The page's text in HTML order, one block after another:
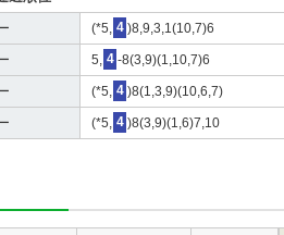
(*5, 4 )8,9,3,1(10,7)6
5, 4 -8(3,9)(1,10,7)6
(*5, 4 )8(1,3,9)(10,6,7)
(*5, 4 )8(3,9)(1,6)7,10